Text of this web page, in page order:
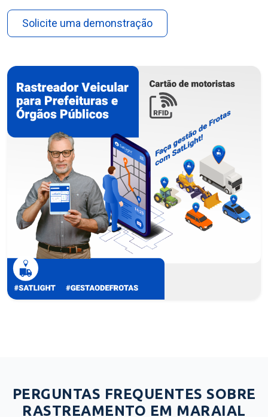
Solicite uma demonstração
PERGUNTAS FREQUENTES SOBRE
RASTREAMENTO EM MARAIAL